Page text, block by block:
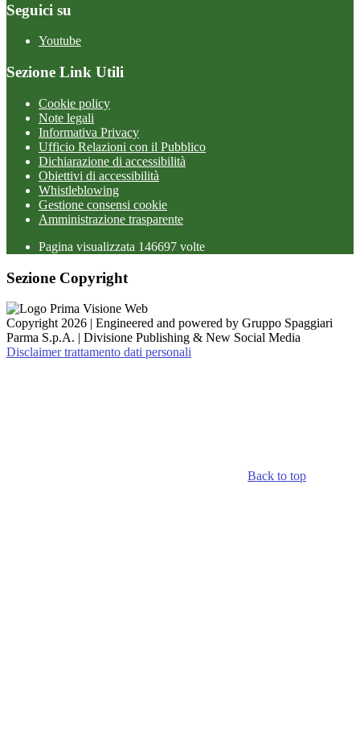
Seguici su
Youtube
Sezione Link Utili
Cookie policy
Note legali
Informativa Privacy
Ufficio Relazioni con il Pubblico
Dichiarazione di accessibilità
Obiettivi di accessibilità
Whistleblowing
Gestione consensi cookie
Amministrazione trasparente
Pagina visualizzata 146697 volte
Sezione Copyright
Copyright 2026 | Engineered and powered by Gruppo Spaggiari
Parma S.p.A. | Divisione Publishing & New Social Media
Disclaimer trattamento dati personali
Back to top